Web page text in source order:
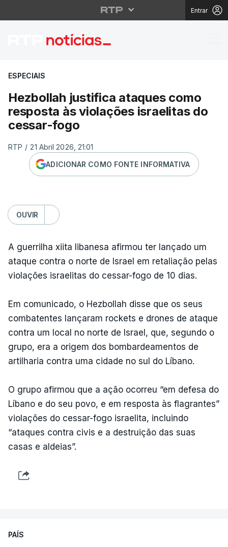
Entrar
Hezbollah justifica
ESPECIAIS
Hezbollah justifica ataques como
resposta às violações israelitas do
cessar-fogo
RTP / 21 Abril 2026, 21:01
ADICIONAR COMO FONTE INFORMATIVA
OUVIR
A guerrilha xiita libanesa afirmou ter lançado um
ataque contra o norte de Israel em retaliação pelas
violações israelitas do cessar-fogo de 10 dias.
Em comunicado, o Hezbollah disse que os seus
combatentes lançaram rockets e drones de ataque
contra um local no norte de Israel, que, segundo o
grupo, era a origem dos bombardeamentos de
artilharia contra uma cidade no sul do Líbano.
O grupo afirmou que a ação ocorreu “em defesa do
Líbano e do seu povo, e em resposta às flagrantes”
violações do cessar-fogo israelita, incluindo
“ataques contra civis e a destruição das suas
casas e aldeias”.
PAÍS